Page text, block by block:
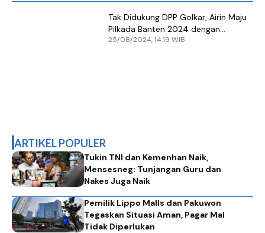
Tak Didukung DPP Golkar, Airin Maju
Pilkada Banten 2024 dengan
Diusung PDIP
25/08/2024, 14.19 WIB
ARTIKEL POPULER
Tukin TNI dan Kemenhan Naik,
Mensesneg: Tunjangan Guru dan
Nakes Juga Naik
Pemilik Lippo Malls dan Pakuwon
Tegaskan Situasi Aman, Pagar Mal
Tidak Diperlukan